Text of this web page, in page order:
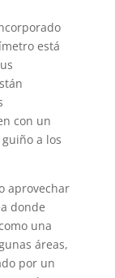
está
con un
a los
aprovechar
donde
una
áreas,
por un